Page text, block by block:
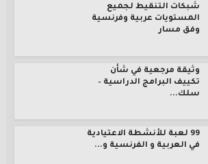
شبكات التنقيط لجميع
المستويات عربية وفرنسية
وفق مسار
وثيقة مرجعية في شأن
تكييف البرامج الدراسية –
سلك...
99 لعبة للأنشطة الاعتيادية
في العربية و الفرنسية و...